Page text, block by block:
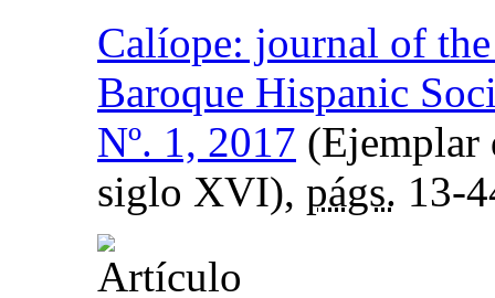
Calíope: journal of
Baroque Hispanic
Nº. 1, 2017 (Ejemplar
siglo XVI), págs. 13-